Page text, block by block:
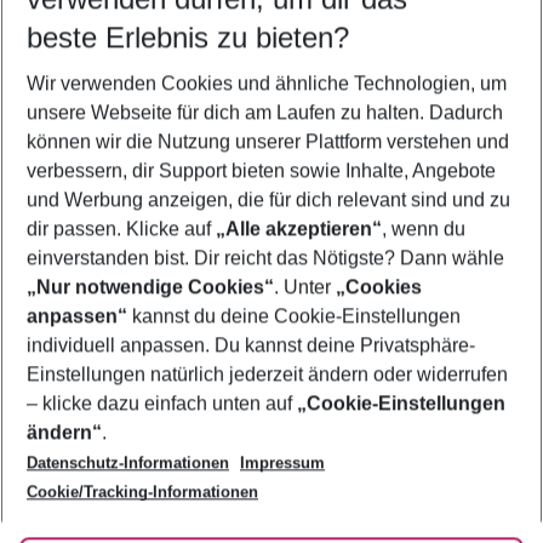
5-8 Nächte
2 Erwachsene Keine Kinder
Mehr Filter anzeigen
Footer
Footer navigation
Über uns
AGB
Bestpreisgarantie
Cookie-Einstellungen ändern
Cookie-Richtlinie
Agenturbetreuung
Barrierefreies Reisen
Folge uns
beste Erlebnis zu bieten?
Wir verwenden Cookies und ähnliche Technologien, um
unsere Webseite für dich am Laufen zu halten. Dadurch
können wir die Nutzung unserer Plattform verstehen und
verbessern, dir Support bieten sowie Inhalte, Angebote
und Werbung anzeigen, die für dich relevant sind und zu
dir passen. Klicke auf „Alle akzeptieren“, wenn du
einverstanden bist. Dir reicht das Nötigste? Dann wähle
„Nur notwendige Cookies“. Unter „Cookies
anpassen“ kannst du deine Cookie-Einstellungen
individuell anpassen. Du kannst deine Privatsphäre-
Einstellungen natürlich jederzeit ändern oder widerrufen
– klicke dazu einfach unten auf „Cookie-Einstellungen
ändern“.
Datenschutz-Informationen
Impressum
Cookie/Tracking-Informationen